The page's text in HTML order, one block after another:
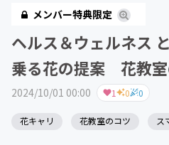
メンバー特典限定
ヘルス＆ウェルネス
乗る花の提案 花教
2024/10/01 00:00 1 0 0
花キャリ 花教室のコツ ス